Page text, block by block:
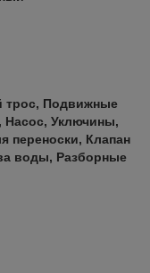
трос, Подвижные
Насос, Уключины,
переноски, Клапан
воды, Разборные